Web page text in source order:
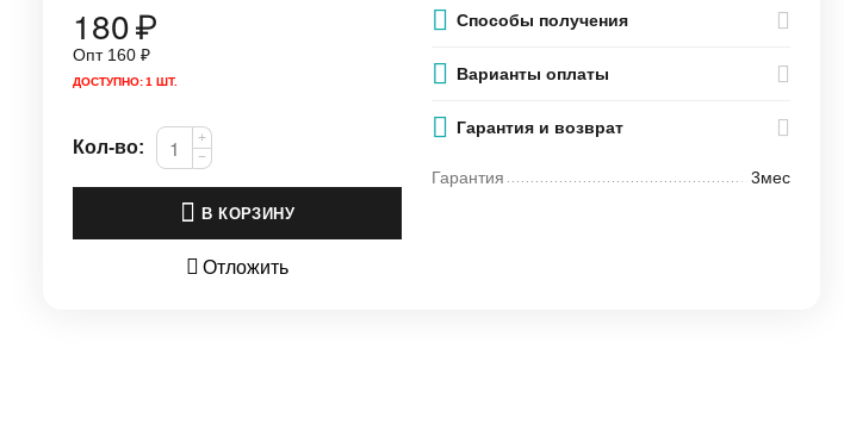
180₽
Опт 160 ₽
ДОСТУПНО:1 ШТ.
Кол-во:
+
−
В КОРЗИНУ
Отложить
Способы получения
Варианты оплаты
Гарантия и возврат
Гарантия 3мес